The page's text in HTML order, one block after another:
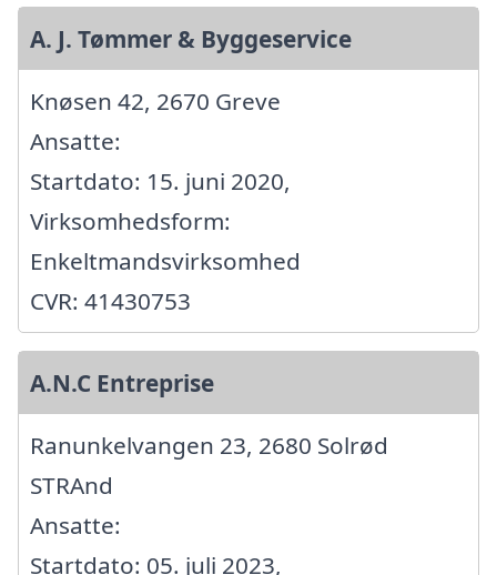
A. J. Tømmer & Byggeservice
Knøsen 42, 2670 Greve
Ansatte:
Startdato: 15. juni 2020,
Virksomhedsform:
Enkeltmandsvirksomhed
CVR: 41430753
A.N.C Entreprise
Ranunkelvangen 23, 2680 Solrød
STRAnd
Ansatte:
Startdato: 05. juli 2023,